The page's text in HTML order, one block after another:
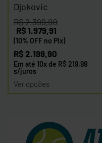
Djokovic
R$2.399,90
R$ 1.979,91
(10% OFF no Pix)
R$ 2.199,90
Em até 10x de R$ 219,99
s/juros
Ver opções